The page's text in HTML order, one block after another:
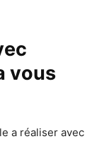
vous
a réaliser avec